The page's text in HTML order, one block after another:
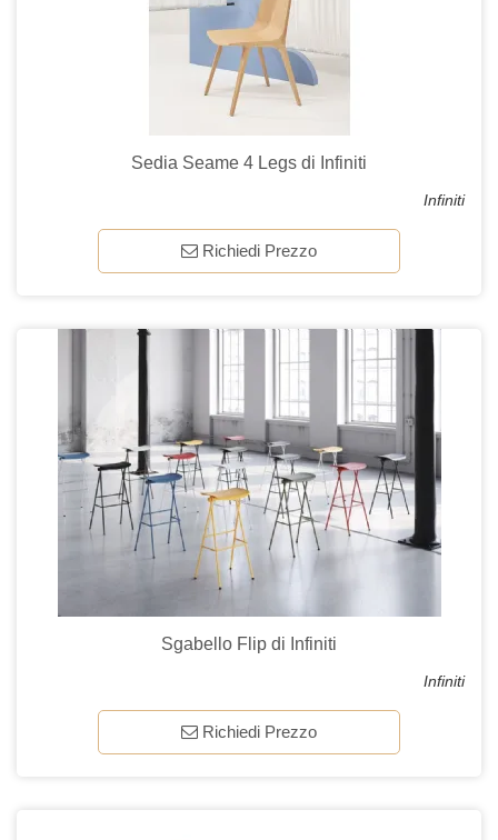
Sedia Seame 4 Legs di Infiniti
Infiniti
Richiedi Prezzo
Sgabello Flip di Infiniti
Infiniti
Richiedi Prezzo